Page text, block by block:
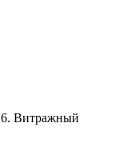
6. Витражный